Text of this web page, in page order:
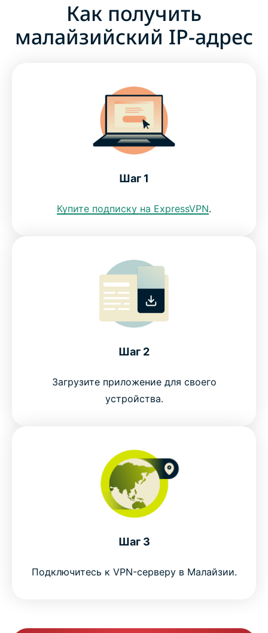
Как получить малайзийский IP-адрес
Зачем использовать VPN-сервер в Малайзии?
VPN в Малайзии для ПК, Mac, iPhone, Android и
ЧаВо: VPN для Малайзии
ExpressVPN для других стран
Теперь вы знаете, почему ExpressVPN — это
Get a Malaysia VPN in 3 simple steps
How to set up ExpressVPN for Malaysia
Everyday uses for a Malaysia VPN
Free Malaysia VPNs vs ExpressVPN
Is VPN legal in Malaysia?
Popular VPN server locations for Malaysian users
Why millions choose ExpressVPN
Frequently asked questions about Malaysia VPNs
Как получить
малайзийский IP-адрес
Шаг 1
Купите подписку на ExpressVPN.
Шаг 2
Загрузите приложение для своего
устройства.
Шаг 3
Подключитесь к VPN-серверу в Малайзии.